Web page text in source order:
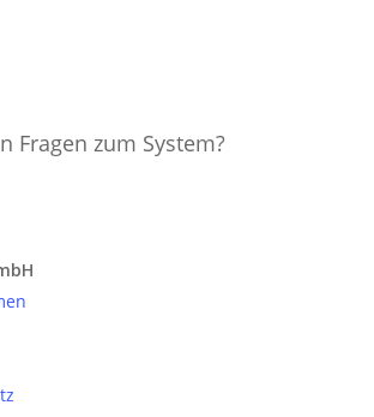
Fragen zum System?